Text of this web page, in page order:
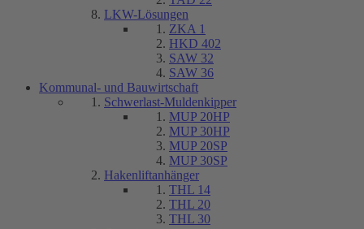
LKW-Lösungen
ZKA 1
HKD 402
SAW 32
SAW 36
Kommunal- und Bauwirtschaft
Schwerlast-Muldenkipper
MUP 20HP
MUP 30HP
MUP 20SP
MUP 30SP
Hakenliftanhänger
THL 14
THL 20
THL 30